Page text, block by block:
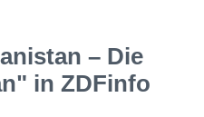
– Die
in ZDFinfo